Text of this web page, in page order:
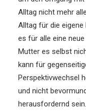
Alltag nicht mehr
Alltag für die
es für alle eine
Mutter es selbst
kann für
Perspektivwechsel
und nicht
herausfordernd sein.